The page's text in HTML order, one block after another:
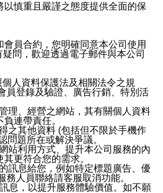
慎重且嚴謹之態度提供全面的保
員合約，您明確同意本公司使用
問，歡迎透過電子郵件與本公司
人資料保護法及相關法令之規
員登錄及驗證、廣告行銷、特別活
理、經營之網站，其有關個人資料
連帶責任。
之其他資料 (包括但不限於手機作
題所在或解決爭議。
站利用方式、提升本公司服務的內
更符合您的需求。
訊息給您，例如特定標題廣告、優
人員聯絡請客服取消功能。
息，以提升服務體驗價值。如不願